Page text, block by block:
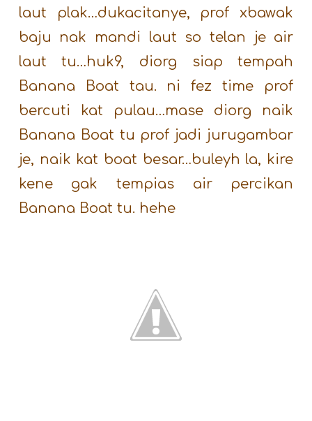
laut plak…dukacitanye, prof xbawak
baju nak mandi laut so telan je air
laut tu…huk9, diorg siap tempah
Banana Boat tau. ni fez time prof
bercuti kat pulau…mase diorg naik
Banana Boat tu prof jadi jurugambar
je, naik kat boat besar…buleyh la, kire
kene gak tempias air percikan
Banana Boat tu. hehe